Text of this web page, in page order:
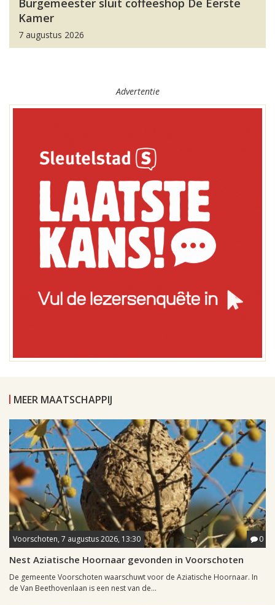
Burgemeester sluit coffeeshop De Eerste
Kamer
7 augustus 2026
Advertentie
MEER MAATSCHAPPIJ
Voorschoten, 7 augustus 2026, 13:30 0
Nest Aziatische Hoornaar gevonden in Voorschoten
De gemeente Voorschoten waarschuwt voor de Aziatische Hoornaar. In
de Van Beethovenlaan is een nest van de...